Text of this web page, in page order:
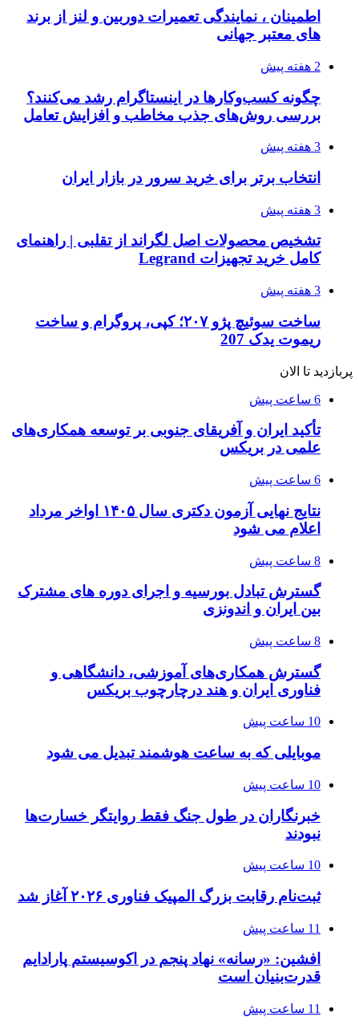
اطمینان ، نمایندگی تعمیرات دوربین و لنز از برند
های معتبر جهانی
2 هفته پیش
چگونه کسب‌وکارها در اینستاگرام رشد می‌کنند؟
بررسی روش‌های جذب مخاطب و افزایش تعامل
3 هفته پیش
انتخاب برتر برای خرید سرور در بازار ایران
3 هفته پیش
تشخیص محصولات اصل لگراند از تقلبی | راهنمای
کامل خرید تجهیزات Legrand
3 هفته پیش
ساخت سوئیچ پژو ۲۰۷؛ کپی، پروگرام و ساخت
ریموت یدک 207
پربازدید تا الان
6 ساعت پیش
تأکید ایران و آفریقای جنوبی بر توسعه همکاری‌های
علمی در بریکس
6 ساعت پیش
نتایج نهایی آزمون دکتری سال ۱۴۰۵ اواخر مرداد
اعلام می شود
8 ساعت پیش
گسترش تبادل بورسیه و اجرای دوره های مشترک
بین ایران و اندونزی
8 ساعت پیش
گسترش همکاری‌های آموزشی، دانشگاهی و
فناوری ایران و هند درچارچوب بریکس
10 ساعت پیش
موبایلی که به ساعت هوشمند تبدیل می شود
10 ساعت پیش
خبرنگاران در طول جنگ فقط روایتگر خسارت‌ها
نبودند
10 ساعت پیش
ثبت‌نام رقابت بزرگ المپیک فناوری ۲۰۲۶ آغاز شد
11 ساعت پیش
افشین: «رسانه» نهاد پنجم در اکوسیستم پارادایم
قدرت‌بنیان است
11 ساعت پیش